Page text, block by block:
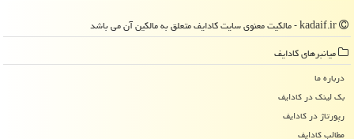
میانبرهای كادایف
درباره ما
بک لینک در كادایف
رپورتاژ در كادایف
مطالب كادایف